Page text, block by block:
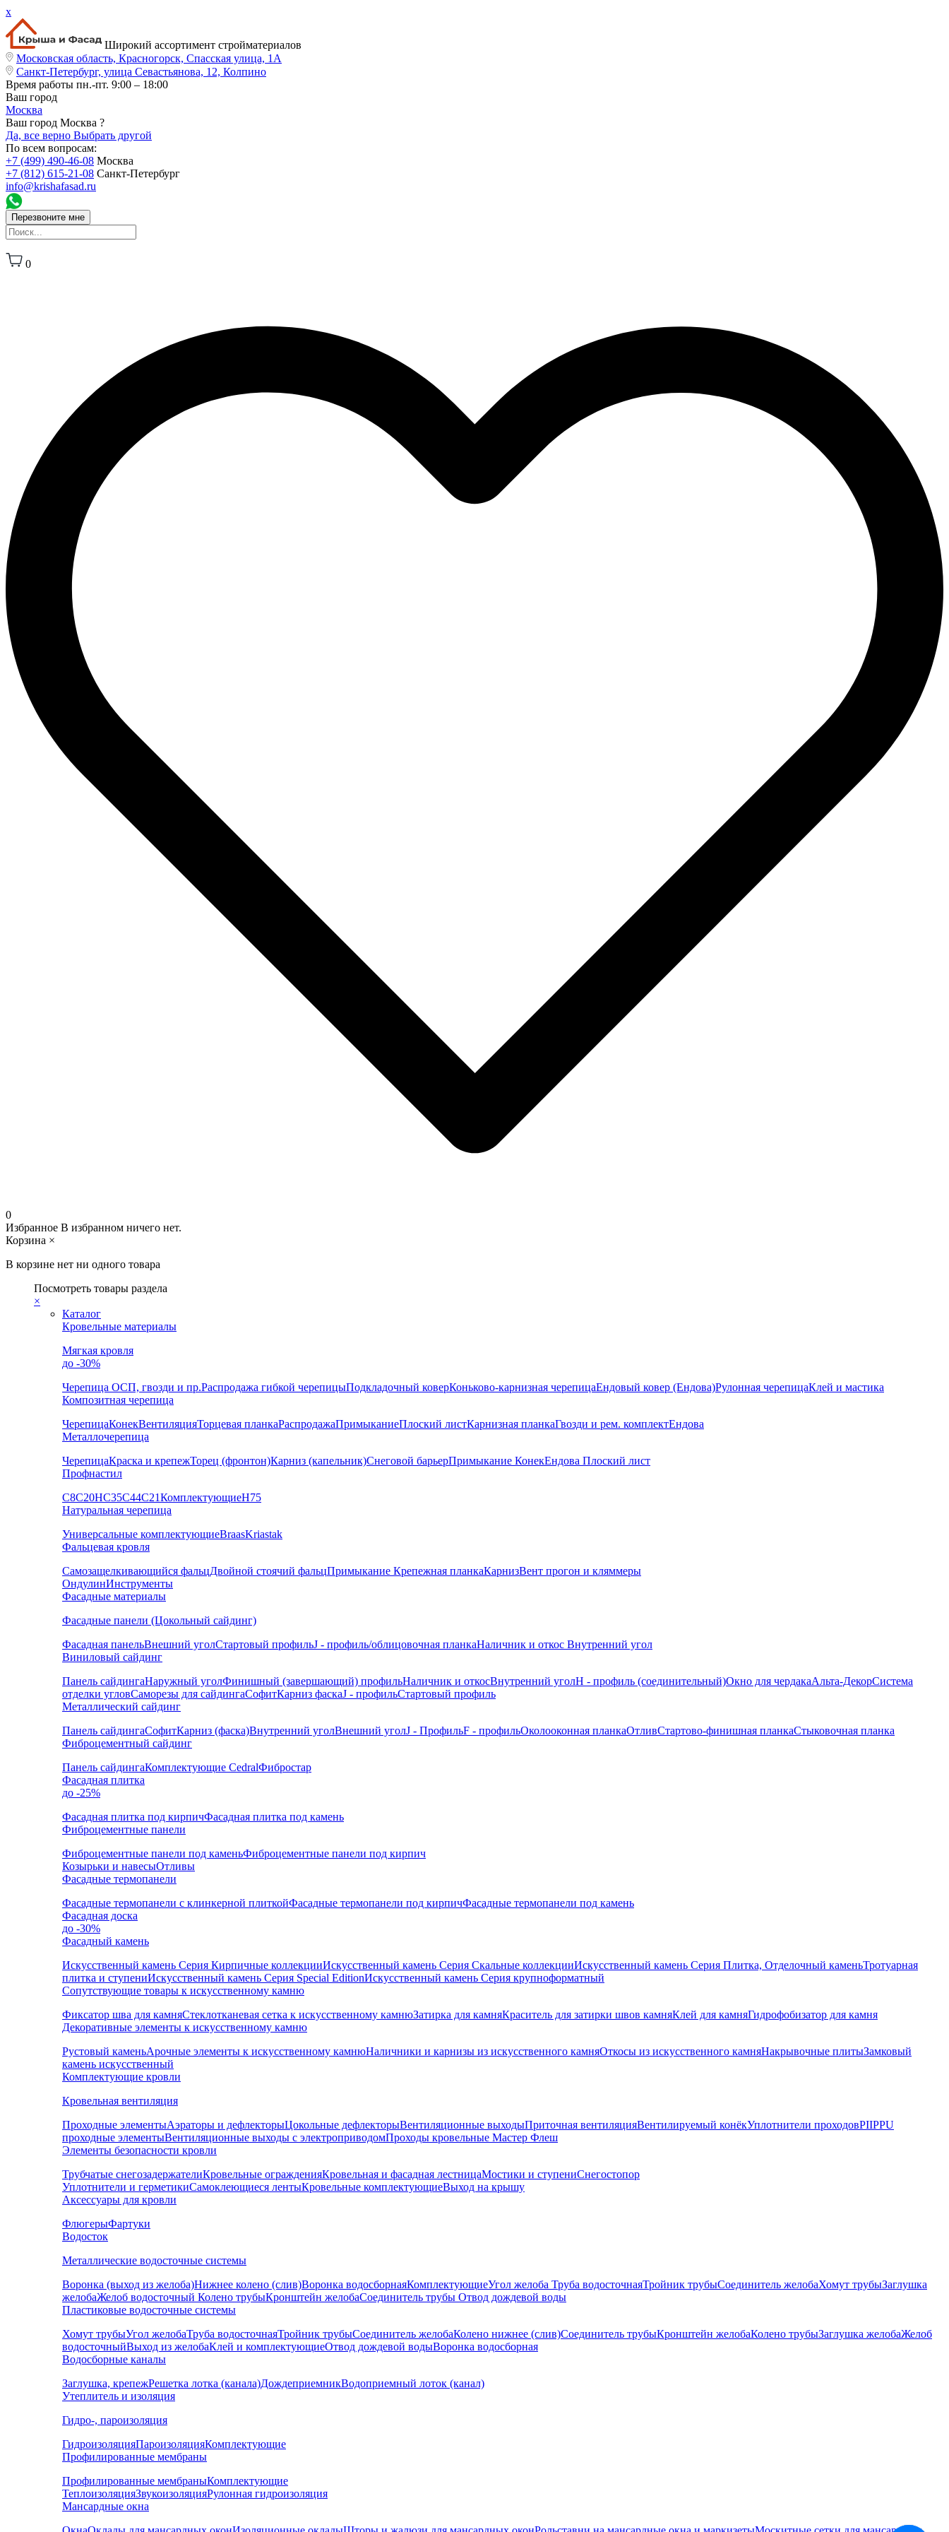
x
Широкий ассортимент стройматериалов
Московская область, Красногорск, Спасская улица, 1А
Санкт-Петербург, улица Севастьянова, 12, Колпино
Время работы пн.-пт. 9:00 – 18:00
Ваш город
Москва
Ваш город Москва ?
Да, все верно Выбрать другой
По всем вопросам:
+7 (499) 490-46-08 Москва
+7 (812) 615-21-08 Санкт-Петербург
info@krishafasad.ru
Перезвоните мне
0
0
Избранное В избранном ничего нет.
Корзина ×
В корзине нет ни одного товара
Посмотреть товары раздела
×
Каталог
Кровельные материалы
Мягкая кровля
до -30%
Черепица ОСП, гвозди и пр.Распродажа гибкой черепицыПодкладочный коверКоньково-карнизная черепицаЕндовый ковер (Ендова)Рулонная черепицаКлей и мастика
Композитная черепица
ЧерепицаКонекВентиляцияТорцевая планкаРаспродажаПримыканиеПлоский листКарнизная планкаГвозди и рем. комплектЕндова
Металлочерепица
ЧерепицаКраска и крепежТорец (фронтон)Карниз (капельник)Снеговой барьерПримыкание КонекЕндова Плоский лист
Профнастил
С8С20НС35С44С21КомплектующиеН75
Натуральная черепица
Универсальные комплектующиеBraasKriastak
Фальцевая кровля
Самозащелкивающийся фальцДвойной стоячий фальцПримыкание Крепежная планкаКарнизВент прогон и кляммеры
ОндулинИнструменты
Фасадные материалы
Фасадные панели (Цокольный сайдинг)
Фасадная панельВнешний уголСтартовый профильJ - профиль/облицовочная планкаНаличник и откос Внутренний угол
Виниловый сайдинг
Панель сайдингаНаружный уголФинишный (завершающий) профильНаличник и откосВнутренний уголH - профиль (соединительный)Окно для чердакаАльта-ДекорСистема
отделки угловСаморезы для сайдингаСофитКарниз фаскаJ - профильСтартовый профиль
Металлический сайдинг
Панель сайдингаСофитКарниз (фаска)Внутренний уголВнешний уголJ - ПрофильF - профильОколооконная планкаОтливСтартово-финишная планкаСтыковочная планка
Фиброцементный сайдинг
Панель сайдингаКомплектующие CedralФибростар
Фасадная плитка
до -25%
Фасадная плитка под кирпичФасадная плитка под камень
Фиброцементные панели
Фиброцементные панели под каменьФиброцементные панели под кирпич
Козырьки и навесыОтливы
Фасадные термопанели
Фасадные термопанели с клинкерной плиткойФасадные термопанели под кирпичФасадные термопанели под камень
Фасадная доска
до -30%
Фасадный камень
Искусственный камень Серия Кирпичные коллекцииИскусственный камень Серия Скальные коллекцииИскусственный камень Серия Плитка, Отделочный каменьТротуарная
плитка и ступениИскусственный камень Серия Special EditionИскусственный камень Серия крупноформатный
Сопутствующие товары к искусственному камню
Фиксатор шва для камняСтеклотканевая сетка к искусственному камнюЗатирка для камняКраситель для затирки швов камняКлей для камняГидрофобизатор для камня
Декоративные элементы к искусственному камню
Рустовый каменьАрочные элементы к искусственному камнюНаличники и карнизы из искусственного камняОткосы из искусственного камняНакрывочные плитыЗамковый
камень искусственный
Комплектующие кровли
Кровельная вентиляция
Проходные элементыАэраторы и дефлекторыЦокольные дефлекторыВентиляционные выходыПриточная вентиляцияВентилируемый конёкУплотнители проходовPIIPPU
проходные элементыВентиляционные выходы с электроприводомПроходы кровельные Мастер Флеш
Элементы безопасности кровли
Трубчатые снегозадержателиКровельные огражденияКровельная и фасадная лестницаМостики и ступениСнегостопор
Уплотнители и герметикиСамоклеющиеся лентыКровельные комплектующиеВыход на крышу
Аксессуары для кровли
ФлюгерыФартуки
Водосток
Металлические водосточные системы
Воронка (выход из желоба)Нижнее колено (слив)Воронка водосборнаяКомплектующиеУгол желоба Труба водосточнаяТройник трубыСоединитель желобаХомут трубыЗаглушка
желобаЖелоб водосточный Колено трубыКронштейн желобаСоединитель трубы Отвод дождевой воды
Пластиковые водосточные системы
Хомут трубыУгол желобаТруба водосточнаяТройник трубыСоединитель желобаКолено нижнее (слив)Соединитель трубыКронштейн желобаКолено трубыЗаглушка желобаЖелоб
водосточныйВыход из желобаКлей и комплектующиеОтвод дождевой водыВоронка водосборная
Водосборные каналы
Заглушка, крепежРешетка лотка (канала)ДождеприемникВодоприемный лоток (канал)
Утеплитель и изоляция
Гидро-, пароизоляция
ГидроизоляцияПароизоляцияКомплектующие
Профилированные мембраны
Профилированные мембраныКомплектующие
ТеплоизоляцияЗвукоизоляцияРулонная гидроизоляция
Мансардные окна